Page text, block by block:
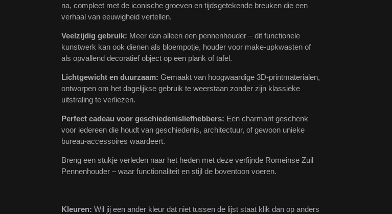
na, compleet met de iconische groeven en tijdsgetekende breuken die een
verhaal van eeuwigheid vertellen.
Veelzijdig gebruik: Meer dan alleen een pennenhouder – dit functionele
kunstwerk kan ook dienen als bloempotje, houder voor make-upkwasten of
als opvallend decoratief object op een plank of tafel.
Lichtgewicht en duurzaam: Gemaakt van hoogwaardige 3D-printmaterialen,
ontworpen om het dagelijkse gebruik te weerstaan zonder zijn klassieke
uitstraling te verliezen.
Perfect cadeau voor geschiedenisliefhebbers: Een charmant geschenk
voor iedereen die houdt van geschiedenis, architectuur, of gewoon unieke
bureau-accessoires waardeert.
Breng een stukje verleden naar het heden met deze verfijnde Romeinse Zuil
Pennenhouder – waar functionaliteit en stijl de boventoon voeren.
Kleuren: Wil jij een ander kleur dat niet tussen de lijst staat klik dan op anders